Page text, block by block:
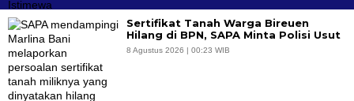
Sertifikat Tanah Warga Bireuen
Hilang di BPN, SAPA Minta Polisi Usut
8 Agustus 2026 | 00:23 WIB